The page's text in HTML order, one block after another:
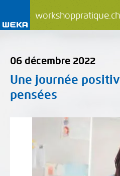
workshoppratique.ch
06 décembre 2022
Une journée
pensées